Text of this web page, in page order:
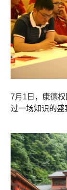
7月1日，康德
过一场知识的盛